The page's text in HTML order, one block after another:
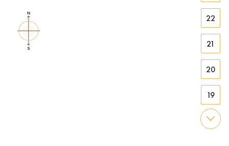
22
21
20
19
18